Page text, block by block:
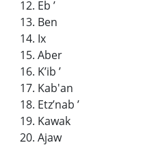
Eb ’
Ben
Ix
Aber
K’ib ’
Kab'an
Etz’nab ’
Kawak
Ajaw